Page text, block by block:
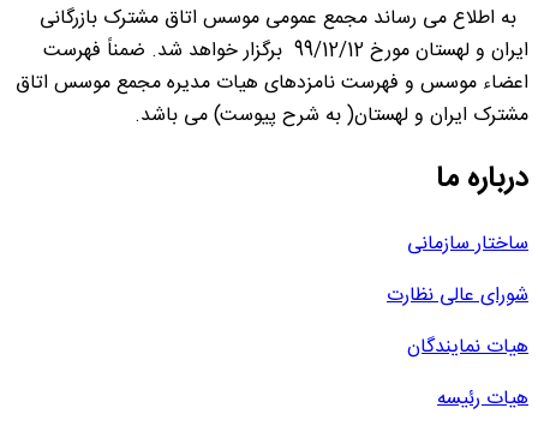
به اطلاع می رساند مجمع عمومی موسس اتاق مشترک بازرگانی
ایران و لهستان مورخ 99/12/12 برگزار خواهد شد. ضمناً فهرست
اعضاء موسس و فهرست نامزدهای هیات مدیره مجمع موسس اتاق
مشترک ایران و لهستان( به شرح پیوست) می باشد.
درباره ما
ساختار سازمانی
شورای عالی نظارت
هیات نمایندگان
هیات رئیسه